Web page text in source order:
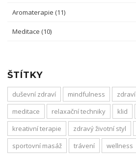
Aromaterapie (11)
Meditace (10)
ŠTÍTKY
duševní zdraví mindfulness zdraví
meditace
relaxační techniky klid
kreativní terapie
zdravý životní styl
sportovní masáž
trávení wellness